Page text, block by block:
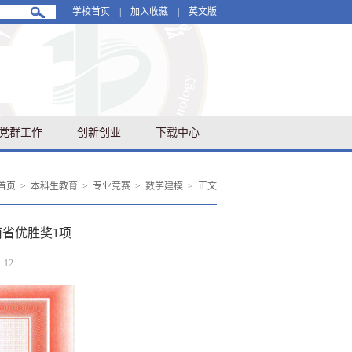
学校首页 加入收藏 英文版
群工作 创新创业 下载中心
页 > 本科生教育 > 专业竞赛 > 数学建模 > 正文
优胜奖1项
12